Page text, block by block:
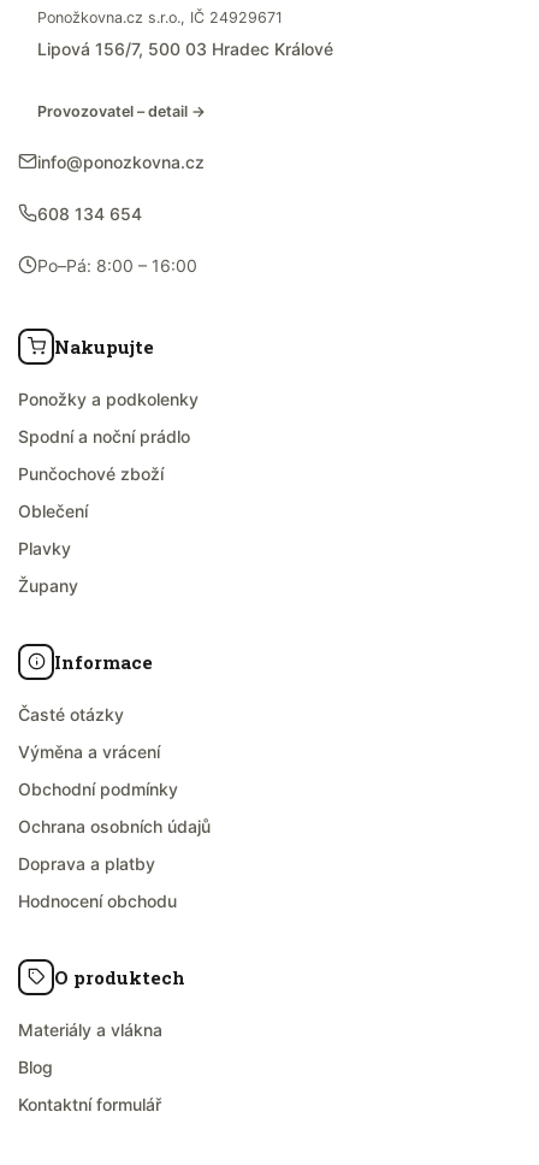
Ponožkovna.cz s.r.o., IČ 24929671
Lipová 156/7, 500 03 Hradec Králové
Provozovatel – detail →
info@ponozkovna.cz
608 134 654
Po–Pá: 8:00 – 16:00
Nakupujte
Ponožky a podkolenky
Spodní a noční prádlo
Punčochové zboží
Oblečení
Plavky
Župany
Informace
Časté otázky
Výměna a vrácení
Obchodní podmínky
Ochrana osobních údajů
Doprava a platby
Hodnocení obchodu
O produktech
Materiály a vlákna
Blog
Kontaktní formulář